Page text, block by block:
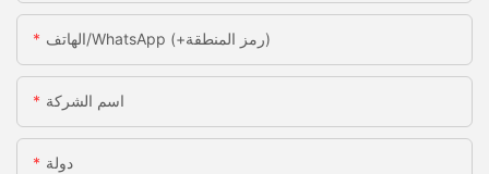
الهاتف/WhatsApp (+رمز المنطقة)
اسم الشركة
دولة